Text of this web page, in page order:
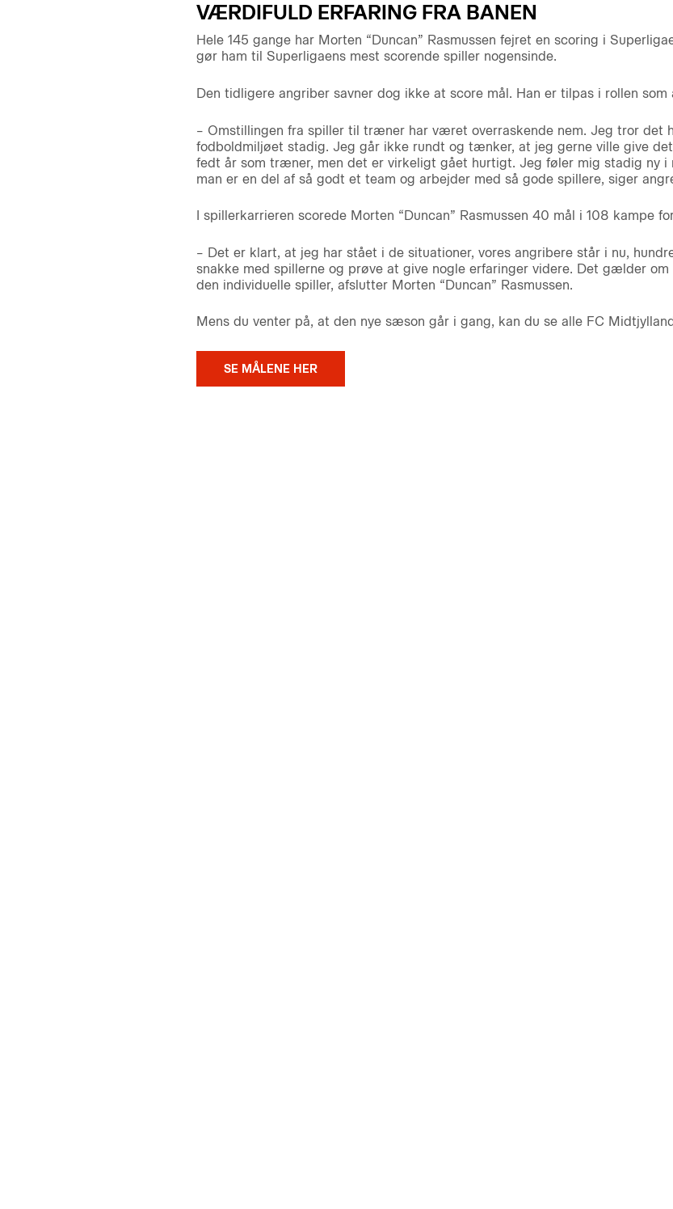
VÆRDIFULD ERFARING FRA BANEN
Hele 145 gange har Morten “Duncan” Rasmussen fejret en scoring i
gør ham til Superligaens mest scorende spiller nogensinde.
Den tidligere angriber savner dog ikke at score mål. Han er tilpas i rollen
– Omstillingen fra spiller til træner har været overraskende nem. Jeg tror
fodboldmiljøet stadig. Jeg går ikke rundt og tænker, at jeg gerne ville give
fedt år som træner, men det er virkeligt gået hurtigt. Jeg føler mig stadig ny i
man er en del af så godt et team og arbejder med så gode spillere, siger
I spillerkarrieren scorede Morten “Duncan” Rasmussen 40 mål i 108 kampe
– Det er klart, at jeg har stået i de situationer, vores angribere står i nu,
snakke med spillerne og prøve at give nogle erfaringer videre. Det gælder
den individuelle spiller, afslutter Morten “Duncan” Rasmussen.
Mens du venter på, at den nye sæson går i gang, kan du se alle FC
SE MÅLENE HER